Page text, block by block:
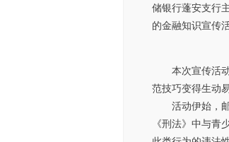
储银行蓬安支行
的金融知识宣传
本次宣传活
范技巧变得生动
活动伊始，
《刑法》中与青